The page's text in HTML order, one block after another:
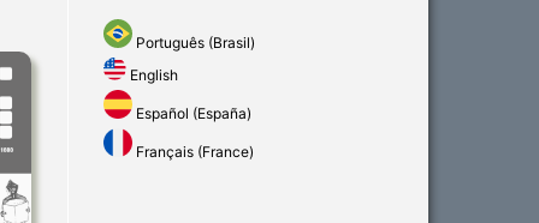
Português (Brasil)
English
Español (España)
Français (France)